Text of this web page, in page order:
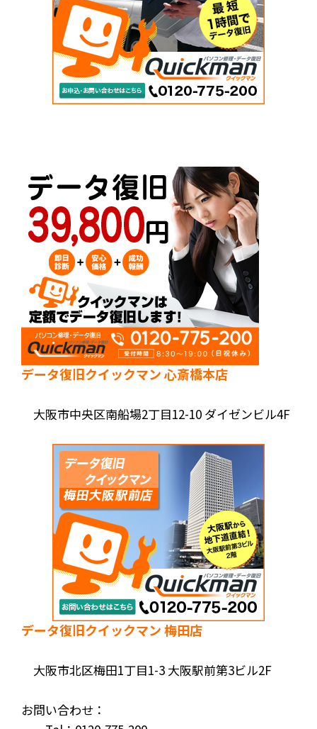
データ復旧クイックマン 心斎橋本店
大阪市中央区南船場2丁目12-10 ダイゼンビル4F
データ復旧クイックマン 梅田店
大阪市北区梅田1丁目1-3 大阪駅前第3ビル2F
お問い合わせ：